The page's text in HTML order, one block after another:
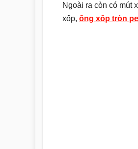
Ngoài ra còn có mút
xốp, ống xốp tròn